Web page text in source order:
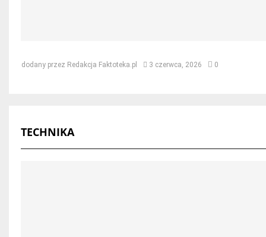
dodany przez Redakcja Faktoteka.pl 3 czerwca, 2026 0
TECHNIKA